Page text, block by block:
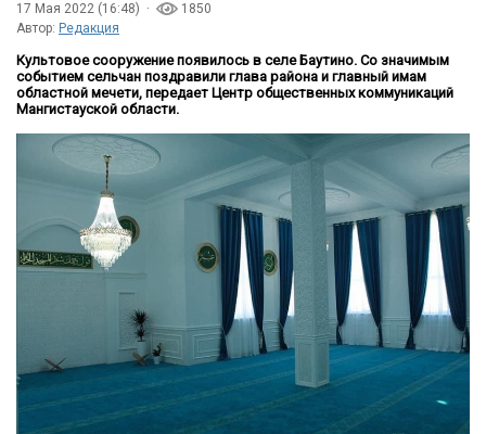
17 Мая 2022 (16:48) ·
1850
Автор: Редакция
Культовое сооружение появилось в селе Баутино. Со значимым
событием сельчан поздравили глава района и главный имам
областной мечети, передает Центр общественных коммуникаций
Мангистауской области.